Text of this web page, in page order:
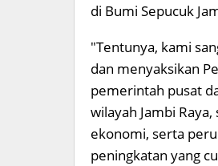
di Bumi Sepucuk
"Tentunya, kami
dan menyaksikan
pemerintah pusat
wilayah Jambi
ekonomi, serta
peningkatan yang